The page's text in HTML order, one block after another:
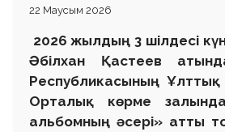
22 Маусым 2026
2026 жылдың 3 шілдесі
Әбілхан Қастеев
Республикасының Ұлттық
Орталық көрме
альбомның әсері» атты